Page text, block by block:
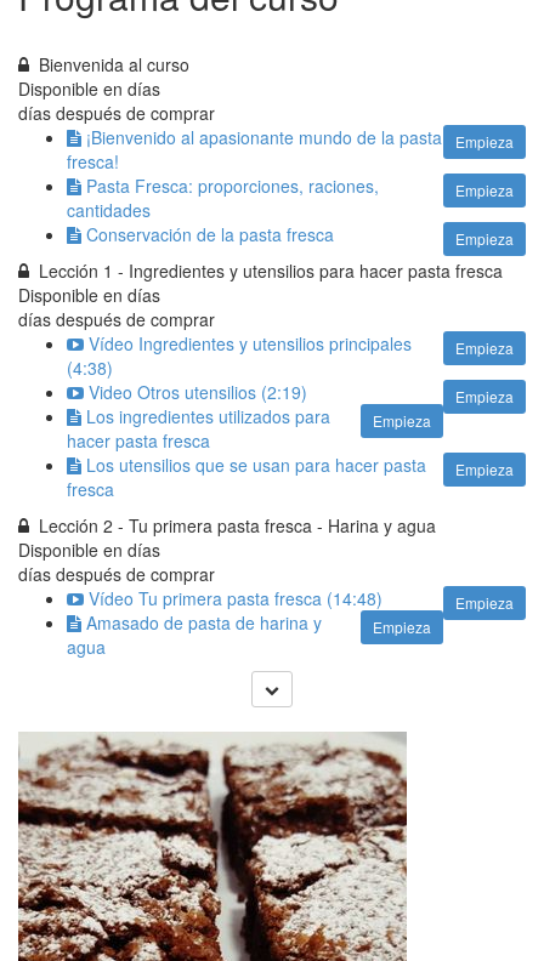
Bienvenida al curso
Disponible en días
días después de comprar
Empieza
¡Bienvenido al apasionante mundo de la pasta
fresca!
Empieza
Pasta Fresca: proporciones, raciones,
cantidades
Empieza
Conservación de la pasta fresca
Lección 1 - Ingredientes y utensilios para hacer pasta fresca
Disponible en días
días después de comprar
Empieza
Vídeo Ingredientes y utensilios principales
(4:38)
Empieza
Video Otros utensilios (2:19)
Empieza
Los ingredientes utilizados para
hacer pasta fresca
Empieza
Los utensilios que se usan para hacer pasta
fresca
Lección 2 - Tu primera pasta fresca - Harina y agua
Disponible en días
días después de comprar
Empieza
Vídeo Tu primera pasta fresca (14:48)
Empieza
Amasado de pasta de harina y
agua